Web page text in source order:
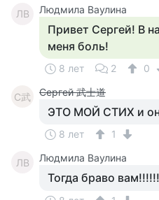
ЛВ Людмила Ваулина
Привет Сергей! В
меня боль!
8 лет 2 0
С武 Сергей 武士道
ЭТО МОЙ СТИХ и
8 лет 1
ЛВ Людмила Ваулина
Тогда браво